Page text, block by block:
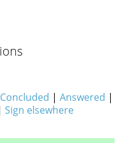
Concluded |Answered |
Sign elsewhere